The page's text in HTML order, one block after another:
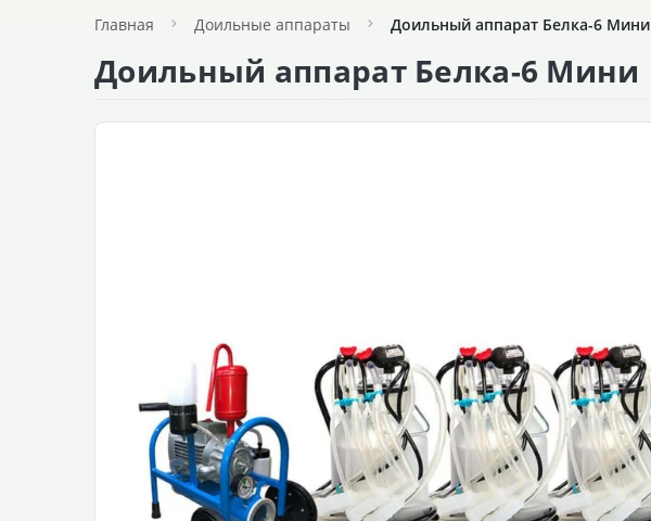
Главная Доильные аппараты Доильный аппарат Белка-6 Мини
Доильный аппарат Белка-6 Мини